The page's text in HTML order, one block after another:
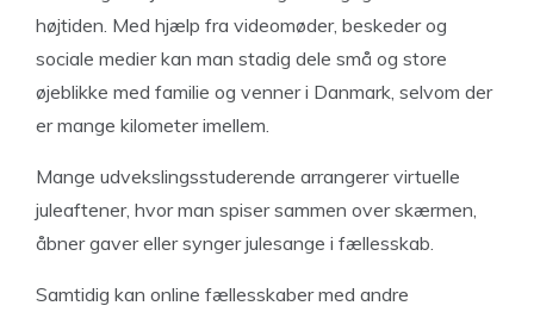
højtiden. Med hjælp fra videomøder, beskeder og
sociale medier kan man stadig dele små og store
øjeblikke med familie og venner i Danmark, selvom der
er mange kilometer imellem.
Mange udvekslingsstuderende arrangerer virtuelle
juleaftener, hvor man spiser sammen over skærmen,
åbner gaver eller synger julesange i fællesskab.
Samtidig kan online fællesskaber med andre